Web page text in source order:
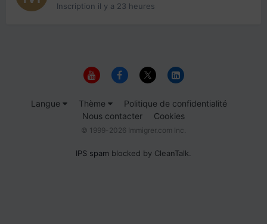
Inscription il y a 23 heures
Langue Thème
Politique de confidentialité
Nous contacter
Cookies
© 1999-2026 Immigrer.com Inc.
IPS spam blocked by CleanTalk.